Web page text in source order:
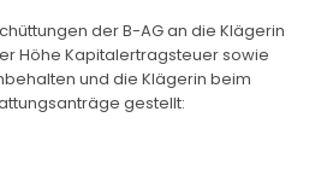
der B-AG an die Klägerin
Höhe Kapitalertragsteuer sowie
und die Klägerin beim
gestellt: